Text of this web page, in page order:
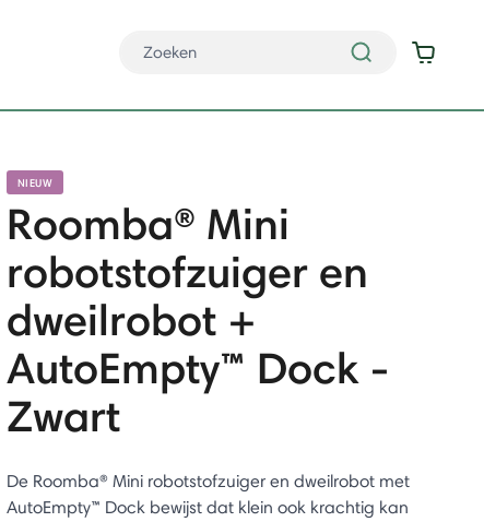
NIEUW
Roomba® Mini
robotstofzuiger en
dweilrobot +
AutoEmpty™ Dock -
Zwart
De Roomba® Mini robotstofzuiger en dweilrobot met
AutoEmpty™ Dock bewijst dat klein ook krachtig kan